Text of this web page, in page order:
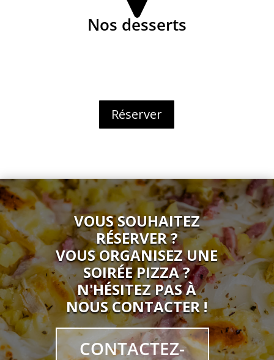
Nos desserts
Réserver
VOUS SOUHAITEZ
RÉSERVER ?
VOUS ORGANISEZ UNE
SOIRÉE PIZZA ?
N'HÉSITEZ PAS À
NOUS CONTACTER !
CONTACTEZ-